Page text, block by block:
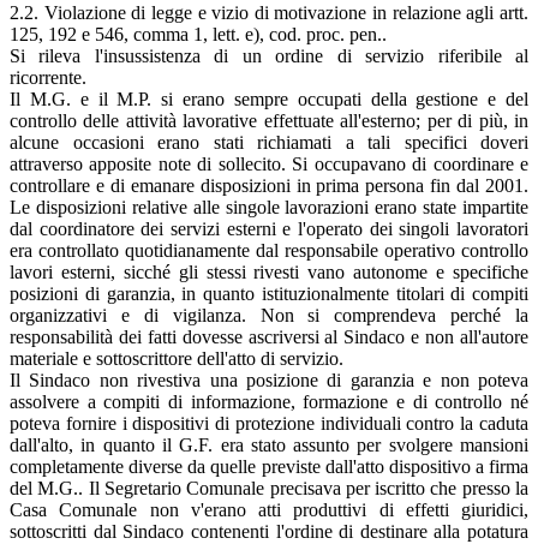
2.2. Violazione di legge e vizio di motivazione in relazione agli artt.
125, 192 e 546, comma 1, lett. e), cod. proc. pen..
Si rileva l'insussistenza di un ordine di servizio riferibile al
ricorrente.
Il M.G. e il M.P. si erano sempre occupati della gestione e del
controllo delle attività lavorative effettuate all'esterno; per di più, in
alcune occasioni erano stati richiamati a tali specifici doveri
attraverso apposite note di sollecito. Si occupavano di coordinare e
controllare e di emanare disposizioni in prima persona fin dal 2001.
Le disposizioni relative alle singole lavorazioni erano state impartite
dal coordinatore dei servizi esterni e l'operato dei singoli lavoratori
era controllato quotidianamente dal responsabile operativo controllo
lavori esterni, sicché gli stessi rivesti­ vano autonome e specifiche
posizioni di garanzia, in quanto istituzionalmente titolari di compiti
organizzativi e di vigilanza. Non si comprendeva perché la
responsabilità dei fatti dovesse ascriversi al Sindaco e non all'autore
materiale e sottoscrittore dell'atto di servizio.
Il Sindaco non rivestiva una posizione di garanzia e non poteva
assolvere a compiti di informazione, formazione e di controllo né
poteva fornire i dispositivi di protezione individuali contro la caduta
dall'alto, in quanto il G.F. era stato assunto per svolgere mansioni
completamente diverse da quelle previste dall'atto dispositivo a firma
del M.G.. Il Segretario Comunale precisava per iscritto che presso la
Casa Comunale non v'erano atti produttivi di effetti giuridici,
sottoscritti dal Sindaco contenenti l'ordine di destinare alla potatura